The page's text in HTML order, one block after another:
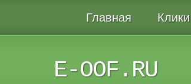
Главная Клики
E-OOF.RU